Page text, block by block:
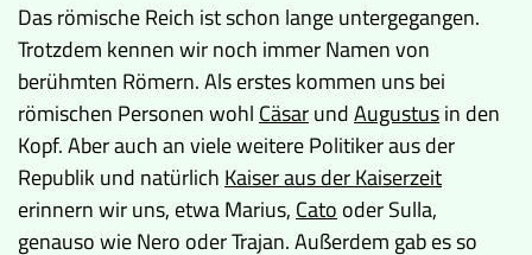
Das römische Reich ist schon lange untergegangen.
Trotzdem kennen wir noch immer Namen von
berühmten Römern. Als erstes kommen uns bei
römischen Personen wohl CäsarundAugustusin den
Kopf. Aber auch an viele weitere Politiker aus der
Republik und natürlich Kaiser aus der Kaiserzeit
erinnern wir uns, etwa Marius, Cato oder Sulla,
genauso wie Nero oder Trajan. Außerdem gab es so